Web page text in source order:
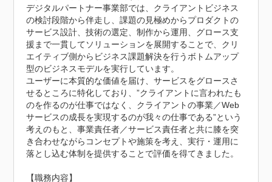
デジタルパートナー事業部では、クライアントビジネス
の検討段階から伴走し、課題の見極めからプロダクトの
サービス設計、技術の選定、制作から運用、グロース支
援まで一貫してソリューションを展開することで、クリ
エイティブ側からビジネス課題解決を行うボトムアップ
型のビジネスモデルを実行しています。
ユーザーに本質的な価値を届け、サービスをグロースさ
せるところに特化しており、”クライアントに言われたも
のを作るのが仕事ではなく、クライアントの事業／Web
サービスの成長を実現するのが我々の仕事である”という
考えのもと、事業責任者／サービス責任者と共に膝を突
き合わせながらコンセプトや施策を考え、実行・運用に
落とし込む体制を提供することで評価を得てきました。
【職務内容】